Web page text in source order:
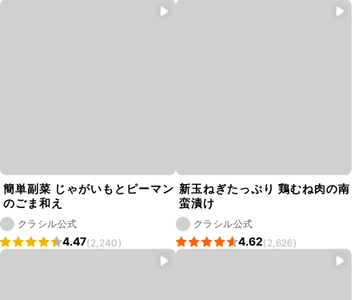
簡単副菜 じゃがいもとピーマン
のごま和え
クラシル公式
4.47(2,240)
新玉ねぎたっぷり 鶏むね肉の南
蛮漬け
クラシル公式
4.62(2,626)